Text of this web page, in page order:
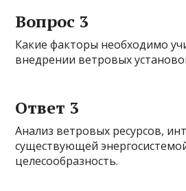
Вопрос 3
Какие факторы необходимо
внедрении ветровых
Ответ 3
Анализ ветровых ресурсов,
существующей
целесообразность.